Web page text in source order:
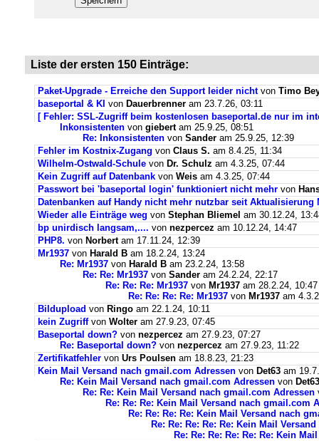
Liste der ersten 150 Einträge:
Paket-Upgrade - Erreiche den Support leider nichtvon Timo
baseportal & KI von Dauerbrenner am 23.7.26, 03:11
[ Fehler: SSL-Zugriff beim kostenlosen baseportal.de nur im
Inkonsistenten von giebertam 25.9.25, 08:51
Re: Inkonsistenten von Sander am 25.9.25, 12:39
Fehler im Kostnix-Zugang von Claus S. am 8.4.25, 11:34
Wilhelm-Ostwald-Schule von Dr. Schulz am 4.3.25, 07:44
Kein Zugriff auf Datenbank von Weis am 4.3.25, 07:44
Passwort bei 'baseportal login' funktioniert nicht mehr von
Datenbanken auf Handy nicht mehr nutzbar seit Aktualisierung
Wieder alle Einträge weg von Stephan Bliemel am 30.12.24,
bp unirdisch langsam,.... von nezpercez am 10.12.24, 14:47
PHP8. von Norbertam 17.11.24, 12:39
Mr1937 von Harald B am 18.2.24, 13:24
Re: Mr1937 von Harald B am 23.2.24, 13:58
Re: Re: Mr1937 von Sander am 24.2.24, 22:17
Re: Re: Re: Mr1937 von Mr1937 am 28.2.24, 10:47
Re: Re: Re: Re: Mr1937 von Mr1937 am
Bildupload von Ringo am 22.1.24, 10:11
kein Zugriffvon Wolter am 27.9.23, 07:45
Baseportal down? von nezpercez am 27.9.23, 07:27
Re: Baseportal down? von nezpercez am 27.9.23, 11:22
Zertifikatfehler von Urs Poulsen am 18.8.23, 21:23
Kein Mail Versand nach gmail.com Adressen von Det63 am
Re: Kein Mail Versand nach gmail.com Adressen von Det63
Re: Re: Kein Mail Versand nach gmail.com Adressen
Re: Re: Re: Kein Mail Versand nach gmail.com
Re: Re: Re: Re: Kein Mail Versand nach
Re: Re: Re: Re: Re: Kein Mail
Re: Re: Re: Re: Re: Re: Kein